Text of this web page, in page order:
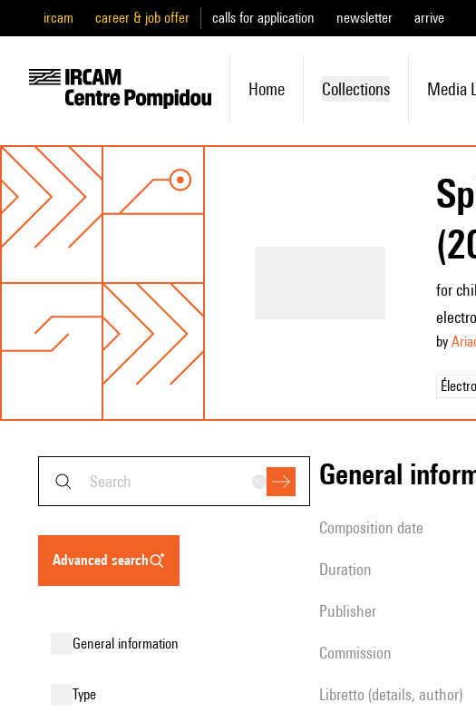
ircam career & job offer calls for application newsletter arrive
Home Collections Media
for
by
advanced search
general information
type
general
composition date
duration
publisher
Commission
Libretto (details, author)